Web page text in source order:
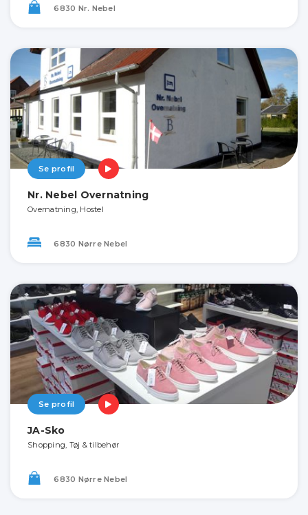
6830 Nr. Nebel
Se profil
Nr. Nebel Overnatning
Overnatning, Hostel
6830 Nørre Nebel
Se profil
JA-Sko
Shopping, Tøj & tilbehør
6830 Nørre Nebel